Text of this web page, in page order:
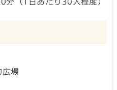
広場